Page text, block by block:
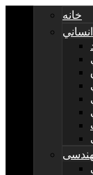
خانه